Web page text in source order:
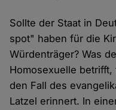
Sollte der Staat in
spot" haben für die
Würdenträger? Was
Homosexuelle
den Fall des
Latzel erinnert. In